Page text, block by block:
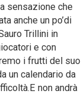
sensazione che
anche un po’di
Trillini in
e con
i frutti del suo
un calendario da
non andrà